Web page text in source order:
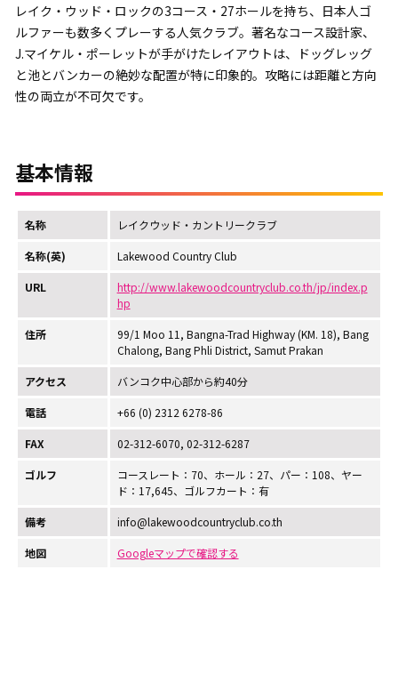
レイク・ウッド・ロックの3コース・27ホールを持ち、日本人ゴ
ルファーも数多くプレーする人気クラブ。著名なコース設計家、
J.マイケル・ポーレットが手がけたレイアウトは、ドッグレッグ
と池とバンカーの絶妙な配置が特に印象的。攻略には距離と方向
性の両立が不可欠です。
基本情報
名称 レイクウッド・カントリークラブ
名称(英) Lakewood Country Club
URL
http://www.lakewoodcountryclub.co.th/jp/index.p
hp
住所
99/1 Moo 11, Bangna-Trad Highway (KM. 18), Bang
Chalong, Bang Phli District, Samut Prakan
アクセス バンコク中心部から約40分
電話 +66 (0) 2312 6278-86
FAX 02-312-6070, 02-312-6287
ゴルフ
コースレート：70、ホール：27、パー：108、ヤー
ド：17,645、ゴルフカート：有
備考 info@lakewoodcountryclub.co.th
地図 Googleマップで確認する